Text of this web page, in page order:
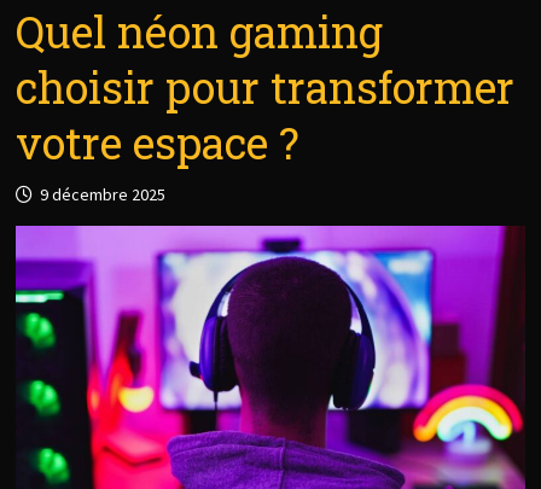
Quel néon gaming
choisir pour transformer
votre espace ?
9 décembre 2025